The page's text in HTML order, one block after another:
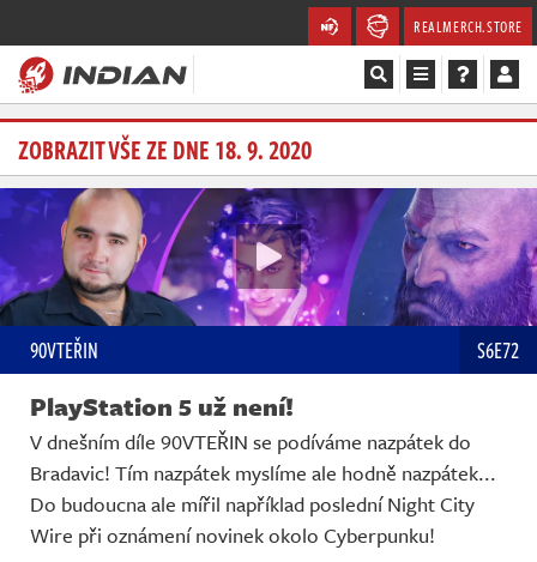
REALMERCH.STORE
Magazín
Recenze
Soutěže
Databáze
Komunita
Redakce
Živě
ZOBRAZIT VŠE ZE DNE 18. 9. 2020
90VTEŘIN S6E72
PlayStation 5 už není!
V dnešním díle 90VTEŘIN se podíváme nazpátek do
Bradavic! Tím nazpátek myslíme ale hodně nazpátek...
Do budoucna ale mířil například poslední Night City
Wire při oznámení novinek okolo Cyberpunku!